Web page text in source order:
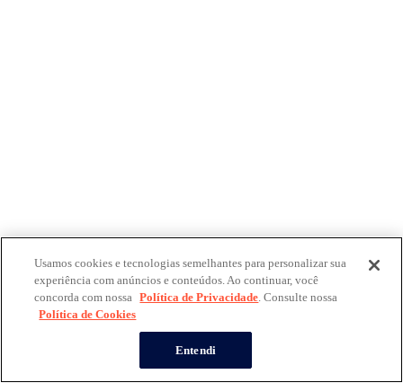
Usamos cookies e tecnologias semelhantes para personalizar sua
experiência com anúncios e conteúdos. Ao continuar, você
concorda com nossa Política de Privacidade. Consulte nossa
Política de Cookies
Entendi